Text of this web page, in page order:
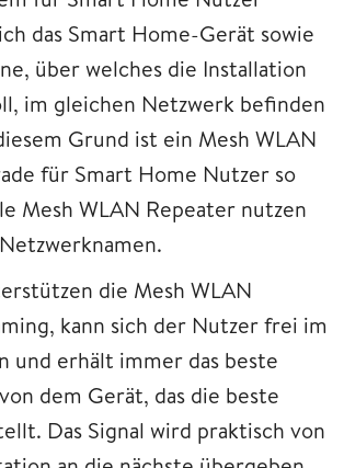
das Smart Home-Gerät sowie
über welches die Installation
im gleichen Netzwerk befinden
Grund ist ein Mesh WLAN
für Smart Home Nutzer so
Mesh WLAN Repeater nutzen
die Mesh WLAN
kann sich der Nutzer frei im
und erhält immer das beste
dem Gerät, das die beste
Das Signal wird praktisch von